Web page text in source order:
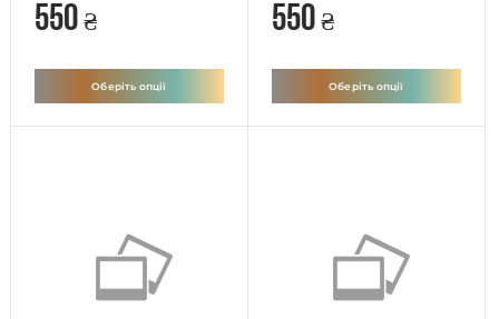
550 ₴
Оберіть опції
550 ₴
Оберіть опції